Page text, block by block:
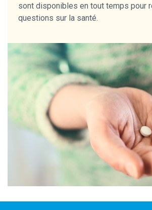
Image
sont disponibles en tout temps pour
questions sur la santé.